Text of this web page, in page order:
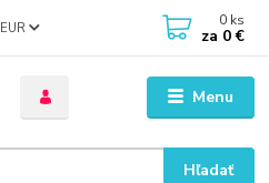
Menu
EUR
Hľadať
0 ks
za 0 €